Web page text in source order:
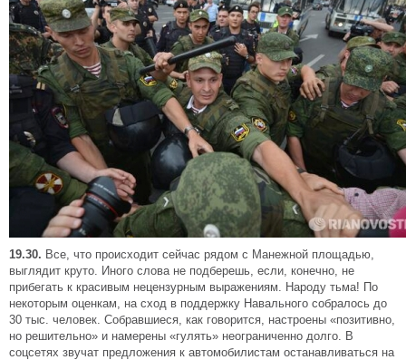
19.30. Все, что происходит сейчас рядом с Манежной площадью,
выглядит круто. Иного слова не подберешь, если, конечно, не
прибегать к красивым нецензурным выражениям. Народу тьма! По
некоторым оценкам, на сход в поддержку Навального собралось до
30 тыс. человек. Собравшиеся, как говорится, настроены «позитивно,
но решительно» и намерены «гулять» неограниченно долго. В
соцсетях звучат предложения к автомобилистам останавливаться на